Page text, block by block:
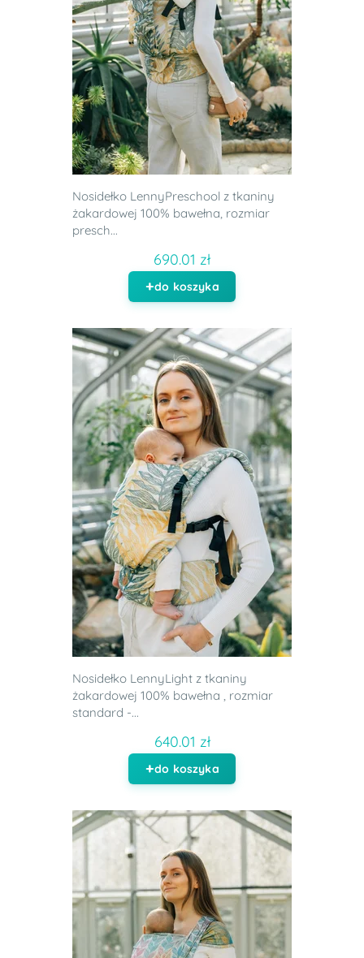
Nosidełko LennyPreschool z tkaniny
żakardowej 100% bawełna, rozmiar
presch...
690.01 zł
do koszyka
Nosidełko LennyLight z tkaniny
żakardowej 100% bawełna , rozmiar
standard -...
640.01 zł
do koszyka